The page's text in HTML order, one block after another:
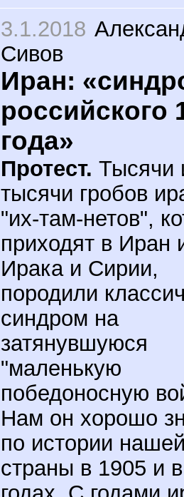
3.1.2018
Сивов
Иран:
российского
года»
Протест. Тысячи
тысячи гробов
"их-там-нетов",
приходят в Иран
Ирака и Сирии,
породили
синдром на
затянувшуюся
"маленькую
победоносную
Нам он хорошо
по истории
страны в 1905 и